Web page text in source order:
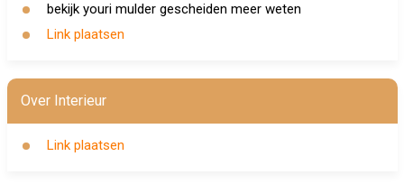
bekijk youri mulder gescheiden meer weten
Link plaatsen
Over Interieur
Link plaatsen